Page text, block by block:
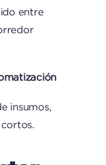
entre
insumos,